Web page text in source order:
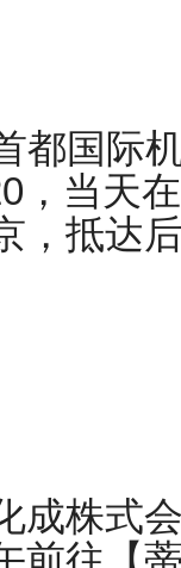
都国际
，当天
，抵达
成株式